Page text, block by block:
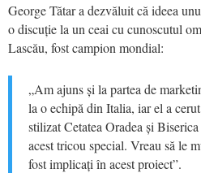
George Tătar a dezvăluit că ideea
o discuție la un ceai cu cunoscutul
Lascău, fost campion mondial:
„Am ajuns și la partea de
la o echipă din Italia, iar el a
stilizat Cetatea Oradea și
acest tricou special. Vreau să le
fost implicați în acest proiect”.